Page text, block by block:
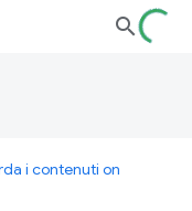
i contenuti on